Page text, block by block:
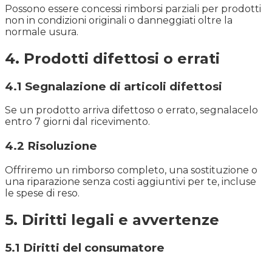
Possono essere concessi rimborsi parziali per prodotti
non in condizioni originali o danneggiati oltre la
normale usura.
4. Prodotti difettosi o errati
4.1 Segnalazione di articoli difettosi
Se un prodotto arriva difettoso o errato, segnalacelo
entro 7 giorni dal ricevimento.
4.2 Risoluzione
Offriremo un rimborso completo, una sostituzione o
una riparazione senza costi aggiuntivi per te, incluse
le spese di reso.
5. Diritti legali e avvertenze
5.1 Diritti del consumatore